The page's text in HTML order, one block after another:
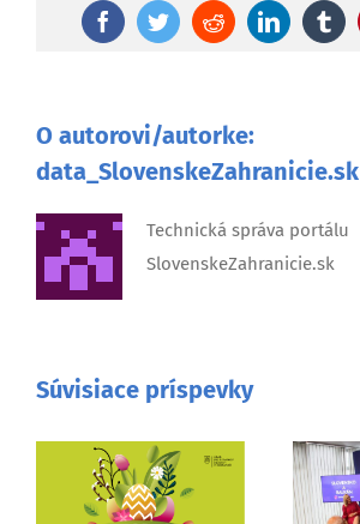
FacebookTwitterRedditLinkedIn
O autorovi/autorke:
data_SlovenskeZahranicie.sk
Technická správa portálu
SlovenskeZahranicie.sk
Súvisiace príspevky